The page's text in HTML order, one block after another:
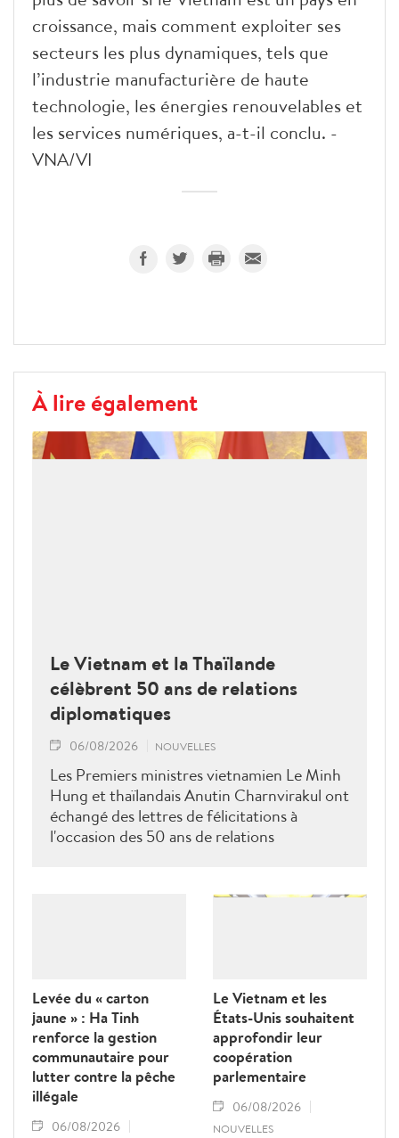
croissance, mais comment exploiter ses
secteurs les plus dynamiques, tels que
l’industrie manufacturière de haute
technologie, les énergies renouvelables et
les services numériques, a-t-il conclu. -
VNA/VI
À lire également
Le Vietnam et la Thaïlande
célèbrent 50 ans de relations
diplomatiques
06/08/2026 NOUVELLES
Les Premiers ministres vietnamien Le Minh
Hung et thaïlandais Anutin Charnvirakul ont
échangé des lettres de félicitations à
l'occasion des 50 ans de relations
Levée du « carton
jaune » : Ha Tinh
renforce la gestion
communautaire pour
lutter contre la pêche
illégale
06/08/2026
Le Vietnam et les
États-Unis souhaitent
approfondir leur
coopération
parlementaire
06/08/2026
NOUVELLES